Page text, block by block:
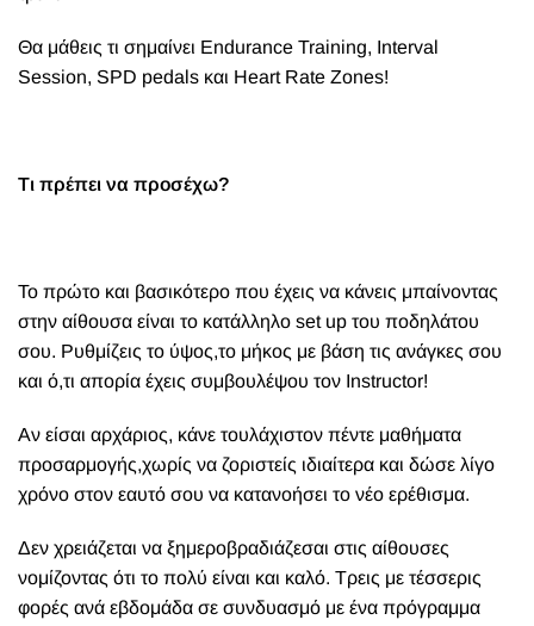
Θα μάθεις τι σημαίνει Endurance Training, Interval
Session, SPD pedals και Heart Rate Zones!
Τι πρέπει να προσέχω?
Το πρώτο και βασικότερο που έχεις να κάνεις μπαίνοντας
στην αίθουσα είναι το κατάλληλο set up του ποδηλάτου
σου. Ρυθμίζεις το ύψος,το μήκος με βάση τις ανάγκες σου
και ό,τι απορία έχεις συμβουλέψου τον Instructor!
Αν είσαι αρχάριος, κάνε τουλάχιστον πέντε μαθήματα
προσαρμογής,χωρίς να ζοριστείς ιδιαίτερα και δώσε λίγο
χρόνο στον εαυτό σου να κατανοήσει το νέο ερέθισμα.
Δεν χρειάζεται να ξημεροβραδιάζεσαι στις αίθουσες
νομίζοντας ότι το πολύ είναι και καλό. Τρεις με τέσσερις
φορές ανά εβδομάδα σε συνδυασμό με ένα πρόγραμμα